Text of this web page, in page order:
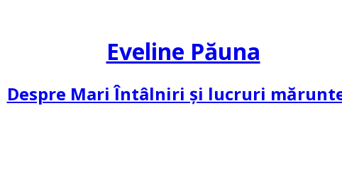
Eveline Păuna
Despre Mari Întâlniri și lucruri